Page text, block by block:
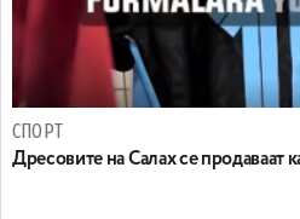
СПОРТ
Дресовите на Салах се продаваат